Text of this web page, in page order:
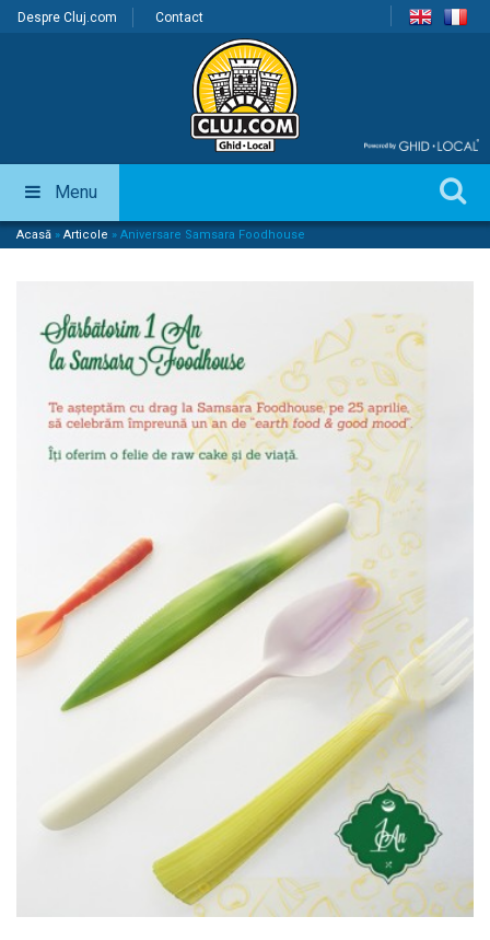
Despre Cluj.com Contact
Menu
Acasă » Articole » Aniversare Samsara Foodhouse